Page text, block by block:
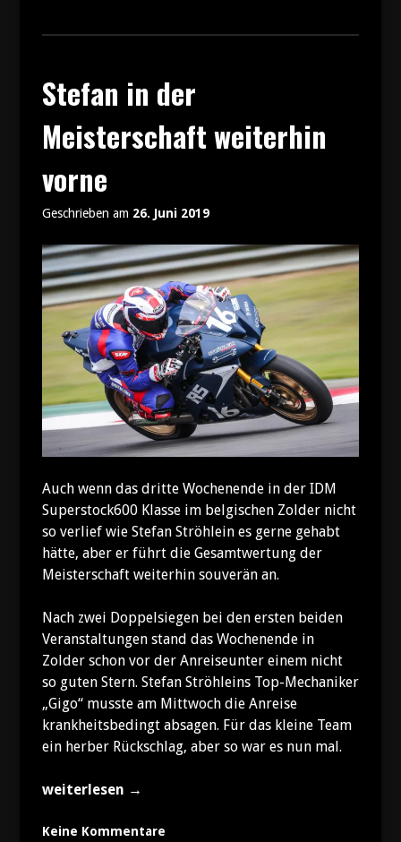
für
Stefan in der
Meisterschaft weiterhin
vorne
Geschrieben am 26. Juni 2019
Auch wenn das dritte Wochenende in der IDM
Superstock600 Klasse im belgischen Zolder nicht
so verlief wie Stefan Ströhlein es gerne gehabt
hätte, aber er führt die Gesamtwertung der
Meisterschaft weiterhin souverän an.
Nach zwei Doppelsiegen bei den ersten beiden
Veranstaltungen stand das Wochenende in
Zolder schon vor der Anreiseunter einem nicht
so guten Stern. Stefan Ströhleins Top-Mechaniker
„Gigo“ musste am Mittwoch die Anreise
krankheitsbedingt absagen. Für das kleine Team
ein herber Rückschlag, aber so war es nun mal.
„Stefan
der
weiterlesen →
Keine Kommentare